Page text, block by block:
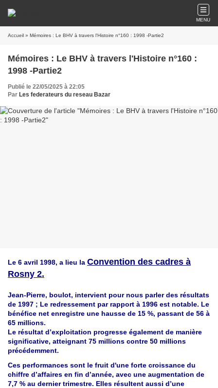
MENU
Accueil » Mémoires : Le BHV à travers l'Histoire n°160 : 1998 -Partie2
Mémoires : Le BHV à travers l'Histoire n°160 :
1998 -Partie2
Publié le 22/05/2025 à 22:05
Par Les federateurs du reseau Bazar
Le 6 avril 1998, a lieu la Convention des cadres à
Rosny 2.
Jean-Pierre, boulot, intervient pour nous parler des résultats
de 1997 ; Le redressement par rapport à 1996 est notable. Le
bénéfice net enregistre une hausse de 15 %, passant de 56 à
65 millions.
Le résultat d’exploitation progresse également de manière
significative, atteignant 75 millions contre 50 millions
précédemment.
Ces performances sont le fruit d'une forte croissance du
chiffre d’affaires en fin d’année, avec une augmentation de
7,7 % au dernier trimestre. Elles résultent aussi d’une